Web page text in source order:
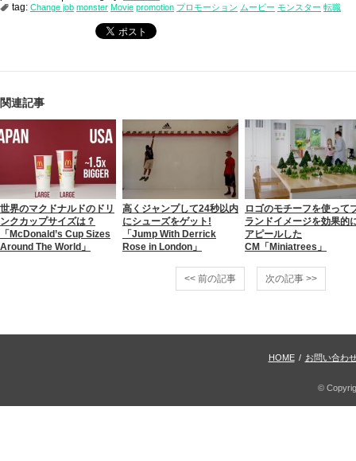
tag: Change job monster Movie promotion プロモーション ムービー モンスター 転職
関連記事
世界のマクドナルドのドリ
ンクカップサイズは？
「McDonald’s Cup Sizes
Around The World」
高くジャンプして24秒以内
にシューズをゲット!
「Jump With Derrick
Rose in London」
ロゴのモチーフを使って
ランドイメージを効果的
アピールした
CM「Miniatrees」
<< 前の記事 次の記事 >>
HOME / お問い合わ
©